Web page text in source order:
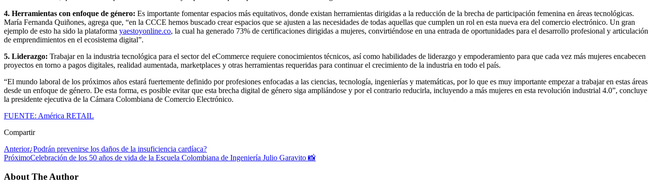
4. Herramientas con enfoque de género: Es importante fomentar espacios más equitativos, donde existan herramientas dirigidas a la reducción de la brecha de participación femenina en áreas tecnológicas.
María Fernanda Quiñones, agrega que, “en la CCCE hemos buscado crear espacios que se ajusten a las necesidades de todas aquellas que cumplen un rol en esta nueva era del comercio electrónico. Un gran
ejemplo de esto ha sido la plataforma yaestoyonline.co, la cual ha generado 73% de certificaciones dirigidas a mujeres, convirtiéndose en una entrada de oportunidades para el desarrollo profesional y articulación
de emprendimientos en el ecosistema digital”.
5. Liderazgo: Trabajar en la industria tecnológica para el sector del eCommerce requiere conocimientos técnicos, así como habilidades de liderazgo y empoderamiento para que cada vez más mujeres encabecen
proyectos en torno a pagos digitales, realidad aumentada, marketplaces y otras herramientas requeridas para continuar el crecimiento de la industria en todo el país.
“El mundo laboral de los próximos años estará fuertemente definido por profesiones enfocadas a las ciencias, tecnología, ingenierías y matemáticas, por lo que es muy importante empezar a trabajar en estas áreas
desde un enfoque de género. De esta forma, es posible evitar que esta brecha digital de género siga ampliándose y por el contrario reducirla, incluyendo a más mujeres en esta revolución industrial 4.0”, concluye
la presidente ejecutiva de la Cámara Colombiana de Comercio Electrónico.
FUENTE: América RETAIL
Compartir
Anterior¿Podrán prevenirse los daños de la insuficiencia cardíaca?
PróximoCelebración de los 50 años de vida de la Escuela Colombiana de Ingeniería Julio Garavito 📸
About The Author